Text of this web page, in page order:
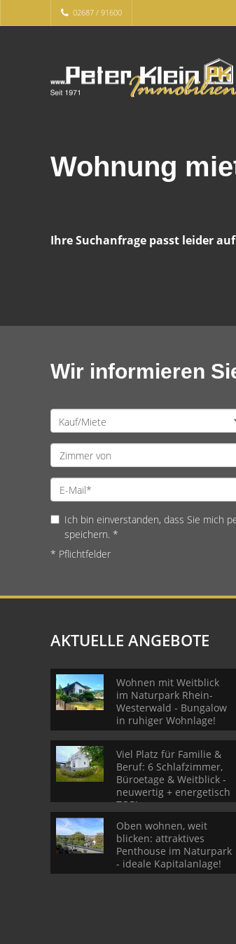
02687 / 91600
Wohnung
Ihre Suchanfrage passt leider
Wir informieren
Ich bin einverstanden, dass Sie mich
speichern. *
* Pflichtfelder
AKTUELLE ANGEBOTE
Wohnen mit Weitblick
im Naturpark Rhein-
Westerwald - Bungalow
in ruhiger Wohnlage!
Viel Platz für Familie &
Beruf: 6 Schlafzimmer,
Büroetage & Weitblick -
neuwertig + energetisch
TOP!
Oben wohnen, weit
blicken: attraktives
Penthouse im Naturpark
- ideale Kapitalanlage!